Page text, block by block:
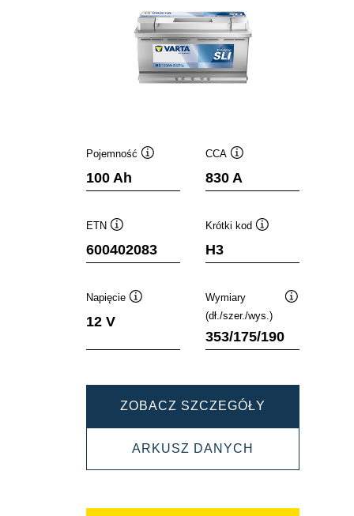
Pojemność
100 Ah
CCA
830 A
ETN
600402083
Krótki kod
H3
Napięcie
12 V
Wymiary
(dł./szer./wys.)
353/175/190
ZOBACZ SZCZEGÓŁY
SLI
ARKUSZ DANYCH
SLI